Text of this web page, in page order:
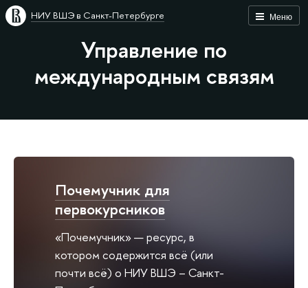
Меню
НИУ ВШЭ в Санкт-Петербурге
Управление по
международным связям
Почемучник для
первокурсников
«Почемучник» — ресурс, в
котором содержится всё (или
почти всё) о НИУ ВШЭ – Санкт-